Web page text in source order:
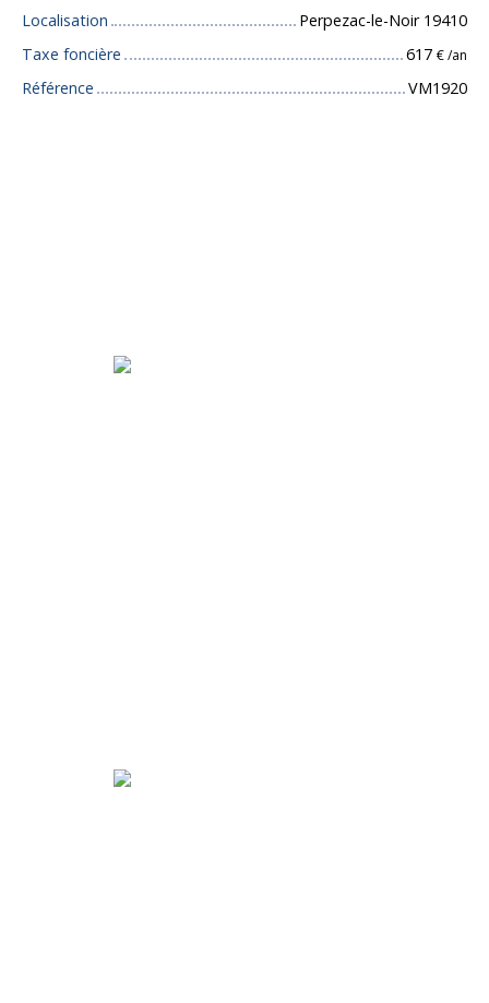
Localisation
Perpezac-le-Noir 19410
Taxe foncière
617 € /an
Référence VM1920